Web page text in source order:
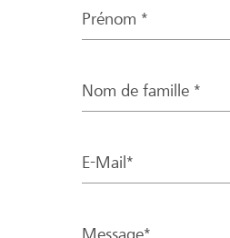
Prénom *
Nom de famille *
E-Mail*
Message*